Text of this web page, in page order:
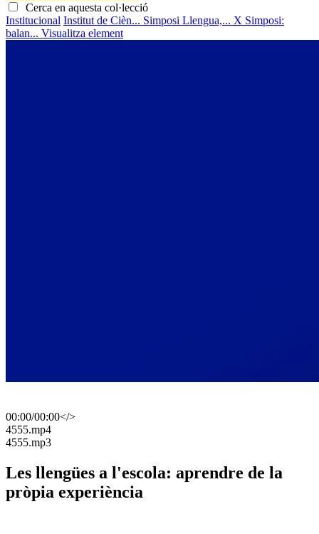
Cerca en aquesta col·lecció
Institucional Institut de Cièn... Simposi Llengua,... X Simposi:
balan... Visualitza element
00:00/00:00</>
​4555.mp4
​4555.mp3
Les llengües a l'escola: aprendre de la
pròpia experiència